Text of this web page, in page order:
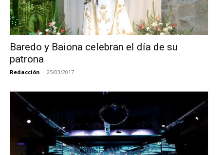
Baredo y Baiona celebran el día de su
patrona
Redacción - 25/03/2017